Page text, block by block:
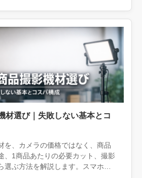
材選び｜失敗しない基本とコ
を、カメラの価格ではなく、商品
、1商品あたりの必要カット、撮影
選ぶ方法を解説します。スマホと